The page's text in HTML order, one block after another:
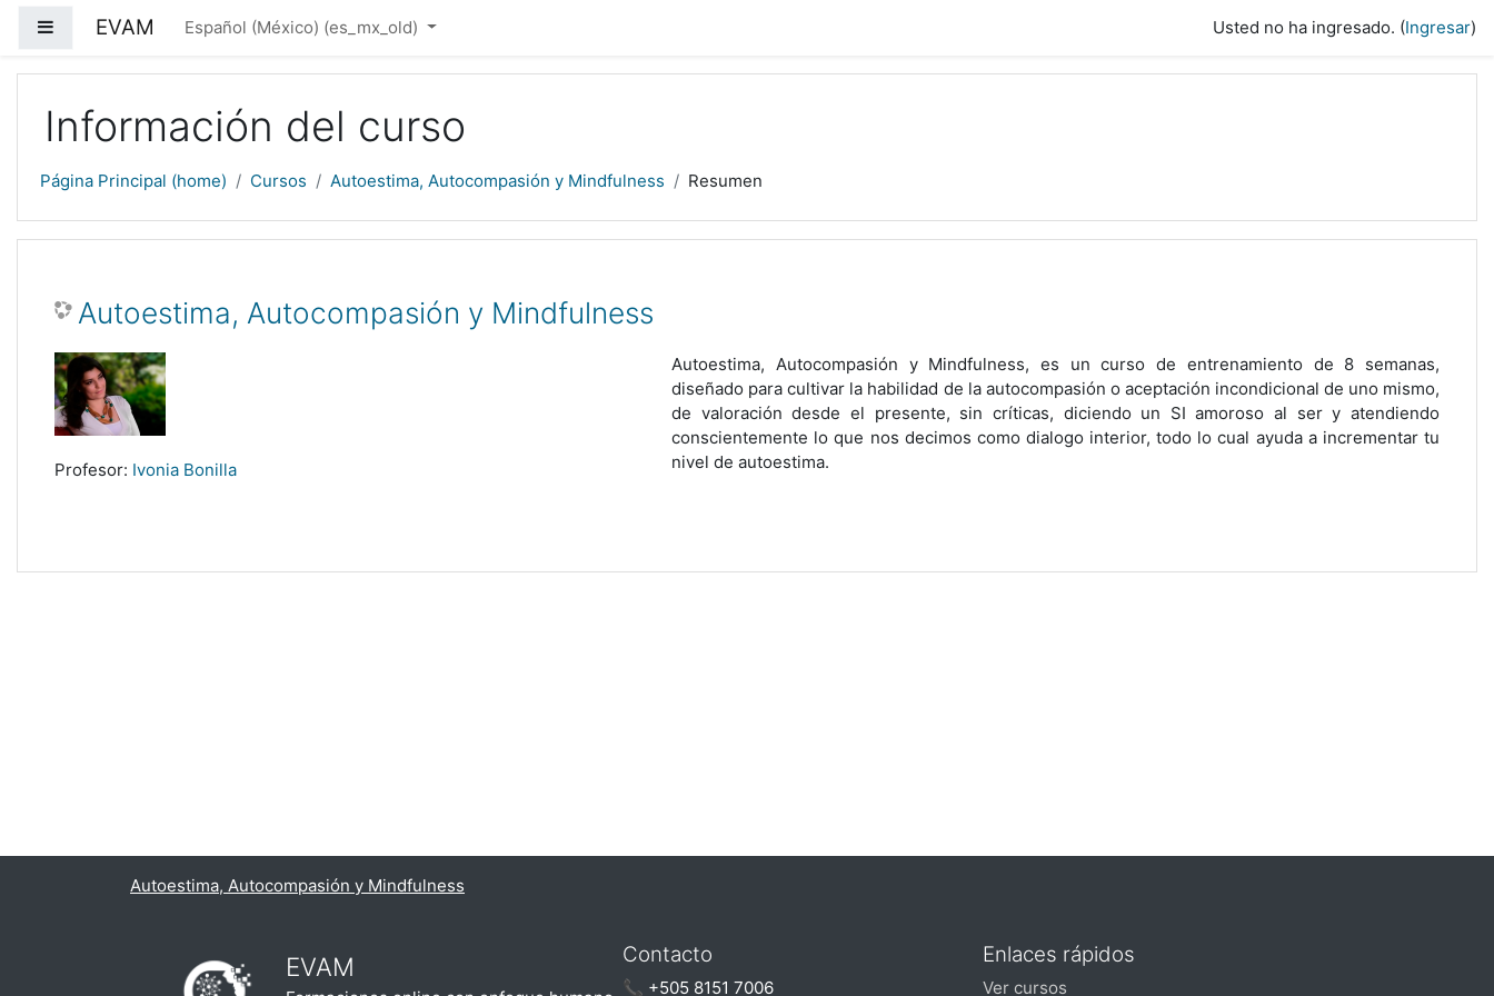
Pánel lateral
EVAM Español (México) ‎(es_mx_old)‎ Usted no ha ingresado. (Ingresar)
Información del curso
Página Principal (home) Cursos Autoestima, Autocompasión y Mindfulness Resumen
Autoestima, Autocompasión y Mindfulness
Autoestima, Autocompasión y Mindfulness, es un curso de entrenamiento de 8 semanas,
diseñado para cultivar la habilidad de la autocompasión o aceptación incondicional de uno mismo,
de valoración desde el presente, sin críticas, diciendo un SI amoroso al ser y atendiendo
conscientemente lo que nos decimos como dialogo interior, todo lo cual ayuda a incrementar tu
nivel de autoestima.
Profesor: Ivonia Bonilla
Autoestima, Autocompasión y Mindfulness
EVAM Contacto
📞 +505 8151 7006
Enlaces rápidos
Ver cursos